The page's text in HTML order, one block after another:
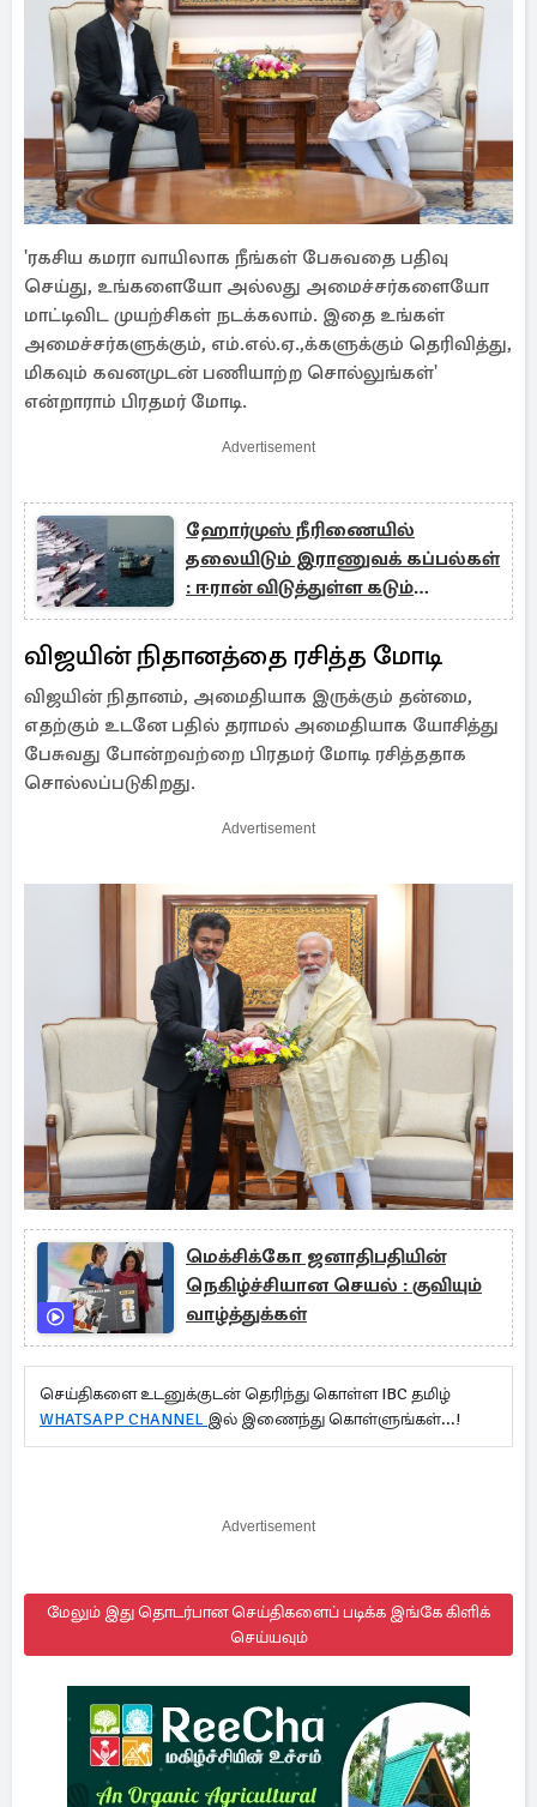
'ரகசிய கமரா வாயிலாக நீங்கள் பேசுவதை பதிவு
செய்து, உங்களையோ அல்லது அமைச்சர்களையோ
மாட்டிவிட முயற்சிகள் நடக்கலாம். இதை உங்கள்
அமைச்சர்களுக்கும், எம்.எல்.ஏ.,க்களுக்கும் தெரிவித்து,
மிகவும் கவனமுடன் பணியாற்ற சொல்லுங்கள்'
என்றாராம் பிரதமர் மோடி.
Advertisement
ஹோர்முஸ் நீரிணையில்
தலையிடும் இராணுவக் கப்பல்கள்
: ஈரான் விடுத்துள்ள கடும்
எச்சரிக்கை
விஜயின் நிதானத்தை ரசித்த மோடி
விஜயின் நிதானம், அமைதியாக இருக்கும் தன்மை,
எதற்கும் உடனே பதில் தராமல் அமைதியாக யோசித்து
பேசுவது போன்றவற்றை பிரதமர் மோடி ரசித்ததாக
சொல்லப்படுகிறது.
Advertisement
மெக்சிக்கோ ஜனாதிபதியின்
நெகிழ்ச்சியான செயல் : குவியும்
வாழ்த்துக்கள்
செய்திகளை உடனுக்குடன் தெரிந்து கொள்ள IBC தமிழ்
WHATSAPP CHANNEL இல் இணைந்து கொள்ளுங்கள்...!
Advertisement
மேலும் இது தொடர்பான செய்திகளைப் படிக்க இங்கே கிளிக்
செய்யவும்